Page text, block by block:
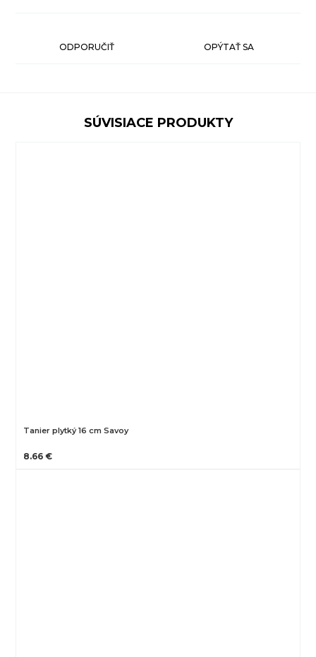
ODPORUČIŤ OPÝTAŤ SA
SÚVISIACE PRODUKTY
Tanier plytký 16 cm Savoy
8.66 €